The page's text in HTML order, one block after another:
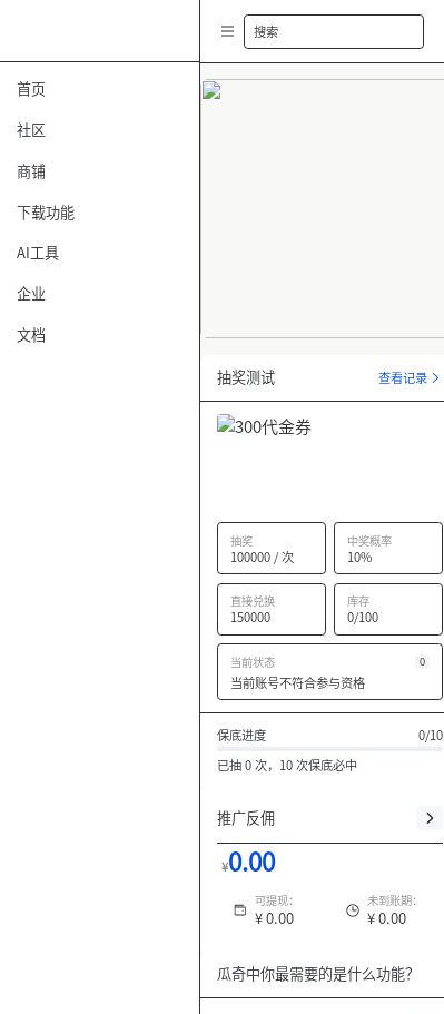
首页
社区
商铺
下载功能
AI工具
企业
文档
搜索
of
抽奖测试 查看记录
抽奖
100000 / 次
中奖概率
10%
直接兑换
150000
库存
0/100
当前状态 0
当前账号不符合参与资格
保底进度
0/10
已抽 0 次，10 次保底必中
推广反佣
¥0.00
可提现：
¥0.00
未到账期：
¥0.00
瓜奇中你最需要的是什么功能？